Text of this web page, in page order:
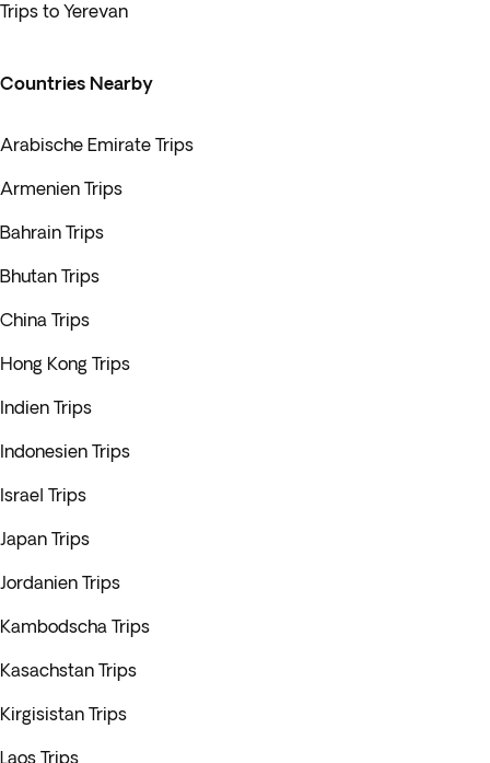
Trips to Yerevan
Countries Nearby
Arabische Emirate Trips
Armenien Trips
Bahrain Trips
Bhutan Trips
China Trips
Hong Kong Trips
Indien Trips
Indonesien Trips
Israel Trips
Japan Trips
Jordanien Trips
Kambodscha Trips
Kasachstan Trips
Kirgisistan Trips
Laos Trips